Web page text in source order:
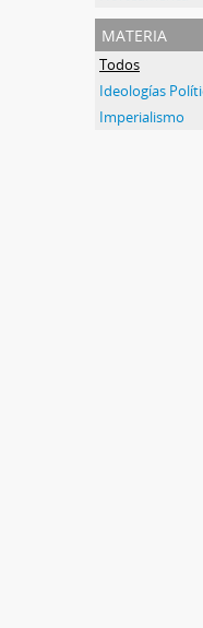
materia
Todos
Ideologías
Imperialismo